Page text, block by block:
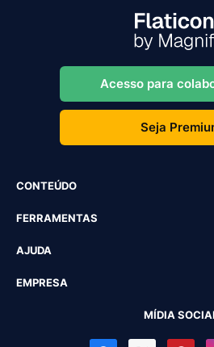
Acesso para
Seja
CONTEÚDO
FERRAMENTAS
AJUDA
EMPRESA
MÍDIA